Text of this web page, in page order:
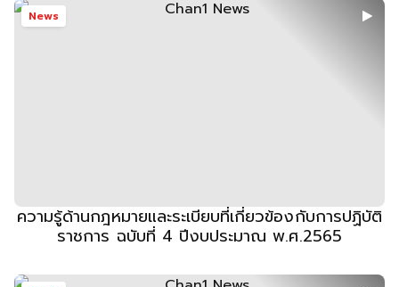
News
ความรู้ด้านกฎหมายและระเบียบที่เกี่ยวข้องกับการปฏิบัติ
ราชการ ฉบับที่ 4 ปีงบประมาณ พ.ศ.2565